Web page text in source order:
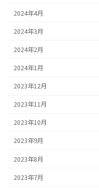
2024年4月
2024年3月
2024年2月
2024年1月
2023年12月
2023年11月
2023年10月
2023年9月
2023年8月
2023年7月